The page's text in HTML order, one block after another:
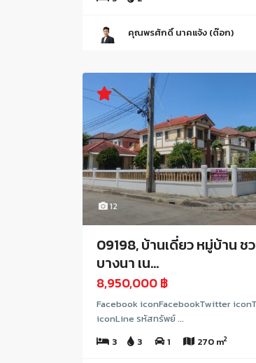
คุณพรศักดิ์ นาคแจ้ง (ต๊อก)
12
09198, บ้านเดี่ยว หมู่บ้าน ช
บางนา เน...
8,950,000 ฿
Facebook iconFacebookTwitter
iconLine รหัสทรัพย์ ...
3
3 1 270 m2